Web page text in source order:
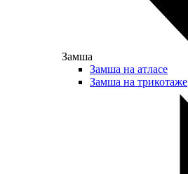
Замша
Замша на атласе
Замша на трикотаже